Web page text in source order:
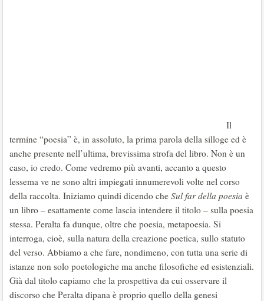
Il
termine “poesia” è, in assoluto, la prima parola della silloge ed è
anche presente nell’ultima, brevissima strofa del libro. Non è un
caso, io credo. Come vedremo più avanti, accanto a questo
lessema ve ne sono altri impiegati innumerevoli volte nel corso
della raccolta. Iniziamo quindi dicendo che Sul far della poesia è
un libro – esattamente come lascia intendere il titolo – sulla poesia
stessa. Peralta fa dunque, oltre che poesia, metapoesia. Si
interroga, cioè, sulla natura della creazione poetica, sullo statuto
del verso. Abbiamo a che fare, nondimeno, con tutta una serie di
istanze non solo poetologiche ma anche filosofiche ed esistenziali.
Già dal titolo capiamo che la prospettiva da cui osservare il
discorso che Peralta dipana è proprio quello della genesi